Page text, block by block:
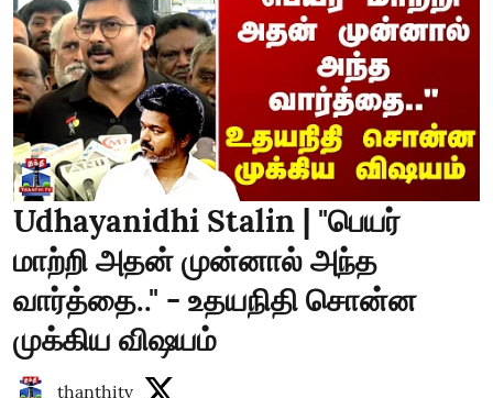
Udhayanidhi Stalin | "பெயர்
மாற்றி அதன் முன்னால் அந்த
வார்த்தை.." - உதயநிதி சொன்ன
முக்கிய விஷயம்
thanthitv